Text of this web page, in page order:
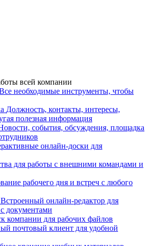
всей компании
необходимые инструменты, чтобы
Должность, контакты, интересы,
полезная информация
события, обсуждения, площадка
онлайн-доски для
для работы с внешними командами и
рабочего дня и встреч с любого
Встроенный онлайн-редактор для
документами
компании для рабочих файлов
почтовый клиент для удобной